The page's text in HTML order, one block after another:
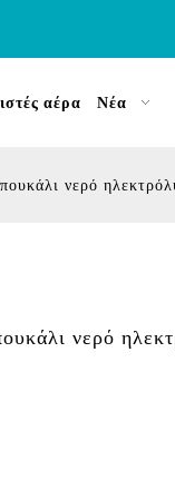
αέρα Νέα
νερό
νερό